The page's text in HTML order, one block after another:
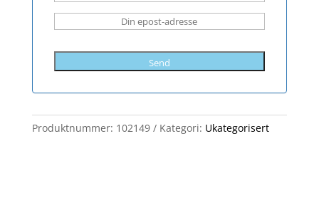
Send
Produktnummer: 102149 Kategori: Ukategorisert